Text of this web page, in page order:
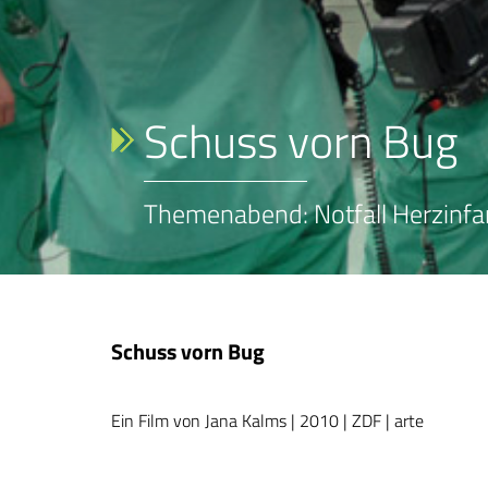
Schuss vorn Bug
Themenabend: Notfall
Schuss vorn Bug
Ein Film von Jana Kalms | 2010 | ZDF | arte